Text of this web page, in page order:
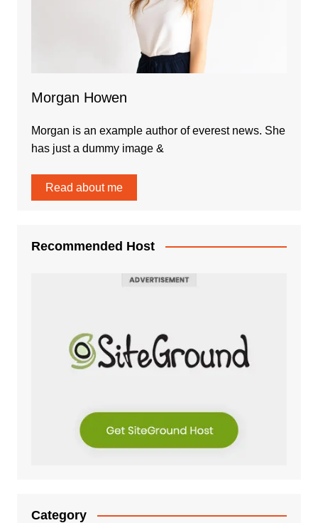
Morgan Howen
Morgan is an example author of everest news. She
has just a dummy image &
Read about me
Recommended Host
Category